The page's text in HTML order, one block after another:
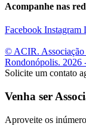
Acompanhe nas
Facebook Instagram
© ACIR. Associação
Rondonópolis. 2026
Solicite um contato
Venha ser
Aproveite os